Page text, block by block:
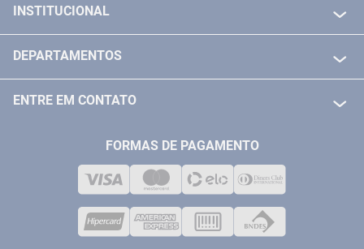
INSTITUCIONAL
POLITICA DE TROCA E DEVOLUÇÃO
DEPARTAMENTOS
COMPRESSORES
ENTRE EM CONTATO
VENDAS ONLINE@ANTFERRAMENTAS.COM.BR
SAC@ANTFERRAMENTAS.COM.BR
FORMAS DE PAGAMENTO